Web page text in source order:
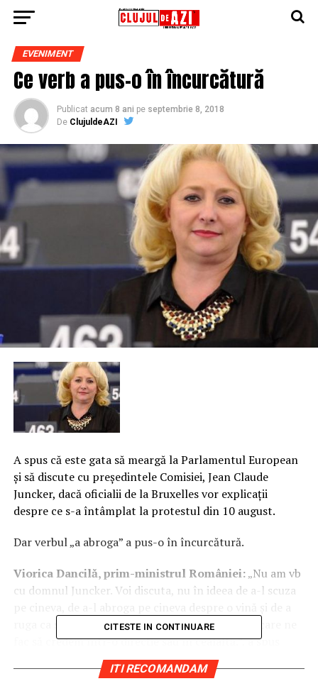
EVENIMENT
Ce verb a pus-o în încurcătură
Publicat acum 8 ani pe septembrie 8, 2018
De ClujuldeAZI
A spus că este gata să meargă la Parlamentul European
şi să discute cu preşedintele Comisiei, Jean Claude
Juncker, dacă oficialii de la Bruxelles vor explicaţii
despre ce s-a întâmplat la protestul din 10 august.
Dar verbul „a abroga” a pus-o în încurcătură.
Viorica Dancilă, prim-ministrul României:„Nu am vb
cu domnul Juncker. Voi discuta, nu în ideea de a-l scuza
ruga ca să lăsăm rezultatele anchetei să fie cele care ne
fac să credem într-o direcţie sau în cealaltă.”, a spus
Dăncilă, citată de ProTv.ro.
CITESTE IN CONTINUARE
ITI RECOMANDAM